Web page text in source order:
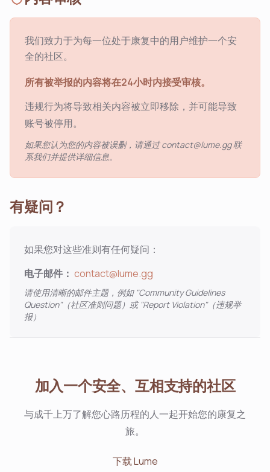
我们致力于为每一位处于康复中的用户维护一个安
全的社区。
所有被举报的内容将在24小时内接受审核。
违规行为将导致相关内容被立即移除，并可能导致
账号被停用。
如果您认为您的内容被误删，请通过 contact@lume.gg 联
系我们并提供详细信息。
有疑问？
如果您对这些准则有任何疑问：
电子邮件： contact@lume.gg
请使用清晰的邮件主题，例如 "Community Guidelines
Question"（社区准则问题）或 "Report Violation"（违规举
报）
加入一个安全、互相支持的社区
与成千上万了解您心路历程的人一起开始您的康复之
旅。
下载 Lume